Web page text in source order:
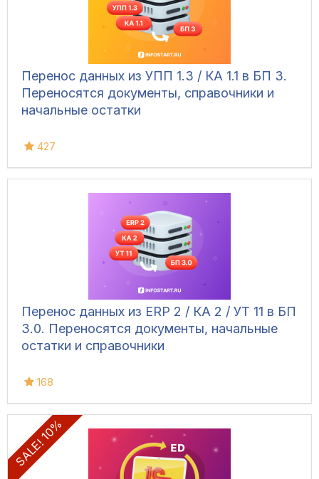
Перенос данных из УПП 1.3 / КА 1.1 в БП 3.
Переносятся документы, справочники и
начальные остатки
427
Перенос данных из ERP 2 / КА 2 / УТ 11 в БП
3.0. Переносятся документы, начальные
остатки и справочники
168
SALE! 10%